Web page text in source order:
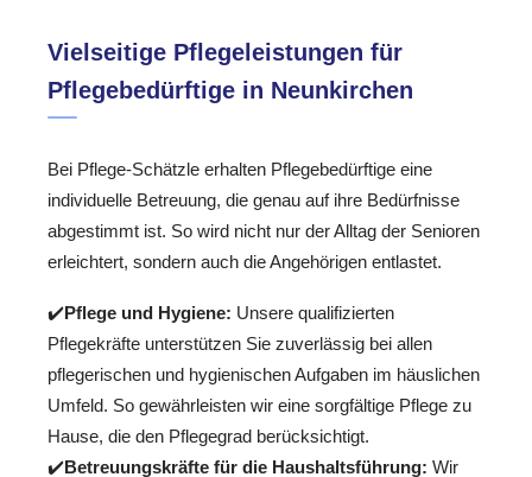
Vielseitige Pflegeleistungen für
Pflegebedürftige in Neunkirchen
Bei Pflege-Schätzle erhalten Pflegebedürftige eine
individuelle Betreuung, die genau auf ihre Bedürfnisse
abgestimmt ist. So wird nicht nur der Alltag der Senioren
erleichtert, sondern auch die Angehörigen entlastet.
✔️Pflege und Hygiene: Unsere qualifizierten
Pflegekräfte unterstützen Sie zuverlässig bei allen
pflegerischen und hygienischen Aufgaben im häuslichen
Umfeld. So gewährleisten wir eine sorgfältige Pflege zu
Hause, die den Pflegegrad berücksichtigt.
✔️Betreuungskräfte für die Haushaltsführung: Wir